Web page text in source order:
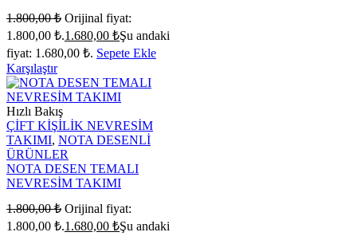
1.800,00₺ Orijinal fiyat:
1.800,00 ₺.1.680,00 ₺Şu andaki
fiyat: 1.680,00 ₺. Sepete Ekle
Karşılaştır
Hızlı Bakış
ÇİFT KİŞİLİK NEVRESİM
TAKIMI, NOTA DESENLİ
ÜRÜNLER
NOTA DESEN TEMALI
NEVRESİM TAKIMI
1.800,00₺ Orijinal fiyat:
1.800,00 ₺.1.680,00 ₺Şu andaki